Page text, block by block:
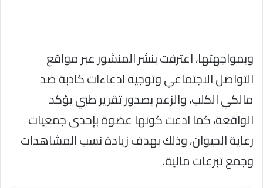
وبمواجهتها، اعترفت بنشر المنشور عبر مواقع
التواصل الاجتماعي وتوجيه ادعاءات كاذبة ضد
مالكي الكلب، والزعم بصدور تقرير طبي يؤكد
الواقعة، كما ادعت كونها عضوة بإحدى جمعيات
رعاية الحيوان، وذلك بهدف زيادة نسب المشاهدات
وجمع تبرعات مالية.